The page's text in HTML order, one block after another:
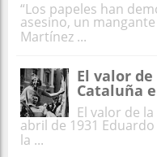
“Los papeles han
asesino, un
Martínez ...
El valor
Cataluña
El valor de
abril de 1931
la ...